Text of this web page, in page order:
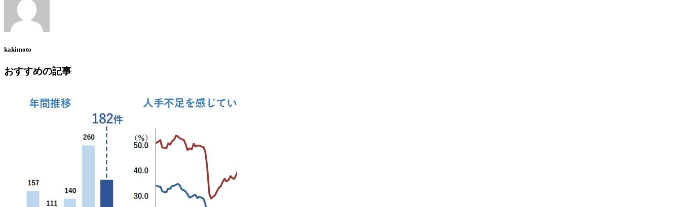
kakimoto
おすすめの記事